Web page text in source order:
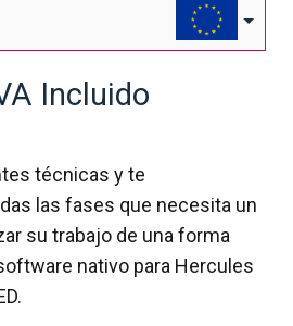
Incluido
técnicas y te
las fases que necesita un
su trabajo de una forma
nativo para Hercules